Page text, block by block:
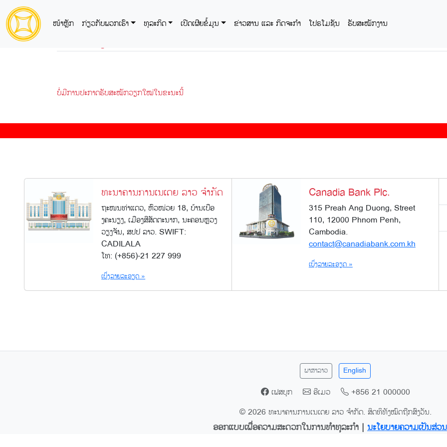
ໜ້າຫຼັກ ກ່ຽວກັບພວກເຮົາ ທຸລະກິດ ເປີດເຜີຍຂໍ້ມູນ ຂ່າວສານ ແລະ ກິດຈະກໍາ ໂປຣໂມຊັນ ຮັບສະໝັກງານ
ບໍ່ມີການປະກາດຮັບສະໝັກວຽກໃໝ່ໃນຂະນະນີ້
ທະນາຄານການເນເດຍ ລາວ ຈຳກັດ
ຖະໜນທ່າແດວ, ຫົວໜ່ວຍ 18, ບ້ານເບືອ
ງຄະນຽງ, ເມືອງສີສັດຕະນາກ, ນະຄອນຫຼວງ
ວຽງຈັນ, ສປປ ລາວ. SWIFT:
CADILALA
ໂທ: (+856)-21 227 999
ເບິ່ງລາຍລະອຽດ »
Canadia Bank Plc.
315 Preah Ang Duong, Street
110, 12000 Phnom Penh,
Cambodia.
contact@canadiabank.com.kh
ເບິ່ງລາຍລະອຽດ »
ພາສາລາວ English
ເຟສບຸກ ອີເມວ
+856 21 000000
© 2026 ທະນາຄານການເນເດຍ ລາວ ຈຳກັດ. ສິດທິທັງໝົດຖືກສົງວັນ.
ອອກແບບເພື່ອຄວາມສະດວກໃນການທຳທຸລະກຳ | ນະໂຍບາຍຄວາມເປັນສ່ວ